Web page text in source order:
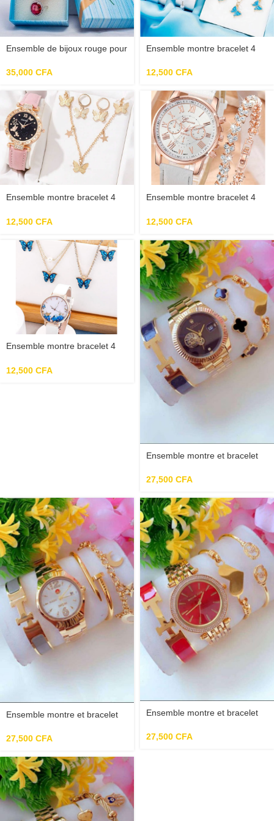
Ensemble de bijoux rouge pour
35,000 CFA
Ensemble montre bracelet 4
12,500 CFA
Ensemble montre bracelet 4
12,500 CFA
Ensemble montre bracelet 4
12,500 CFA
Ensemble montre bracelet 4
12,500 CFA
Ensemble montre et bracelet
27,500 CFA
Ensemble montre et bracelet
27,500 CFA
Ensemble montre et bracelet
27,500 CFA